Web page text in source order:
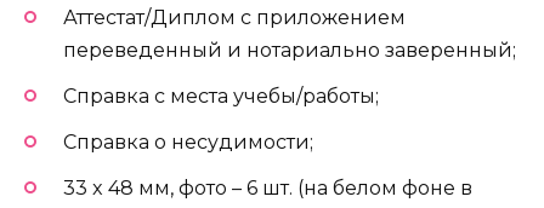
Аттестат/Диплом с приложением
переведенный и нотариально заверенный;
Справка с места учебы/работы;
Справка о несудимости;
33 x 48 мм, фото – 6 шт. (на белом фоне в